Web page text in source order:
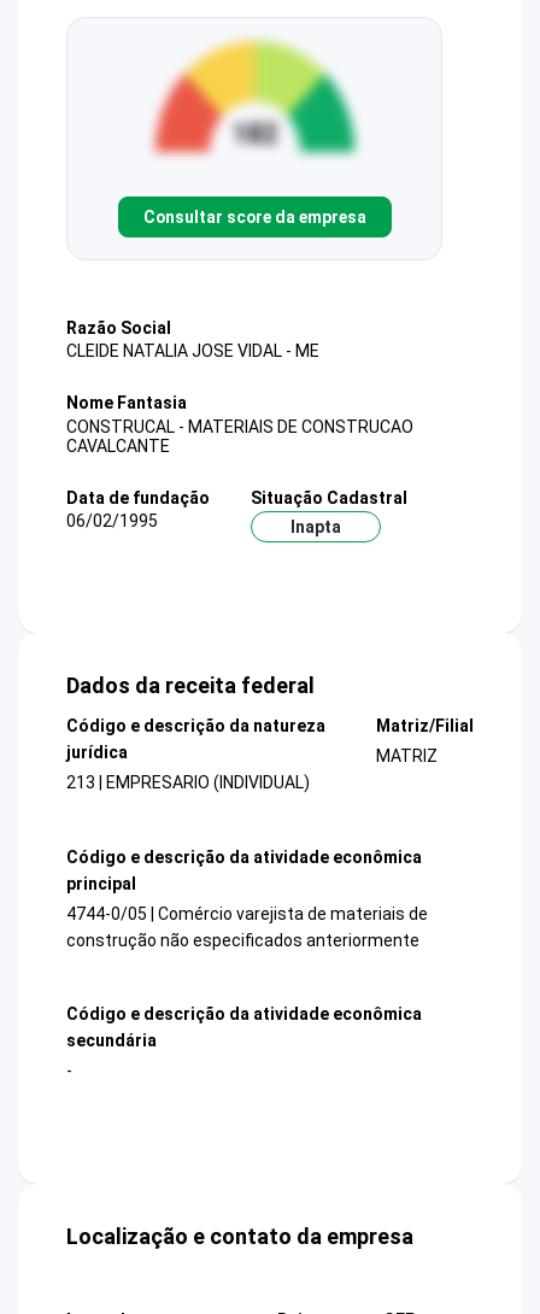
Consultar score da empresa
Razão Social
CLEIDE NATALIA JOSE VIDAL - ME
Nome Fantasia
CONSTRUCAL - MATERIAIS DE CONSTRUCAO
CAVALCANTE
Data de fundação
06/02/1995
Situação Cadastral
Inapta
Dados da receita federal
Código e descrição da natureza
jurídica
213 | EMPRESARIO (INDIVIDUAL)
Matriz/Filial
MATRIZ
Código e descrição da atividade econômica
principal
4744-0/05 | Comércio varejista de materiais de
construção não especificados anteriormente
Código e descrição da atividade econômica
secundária
-
Localização e contato da empresa